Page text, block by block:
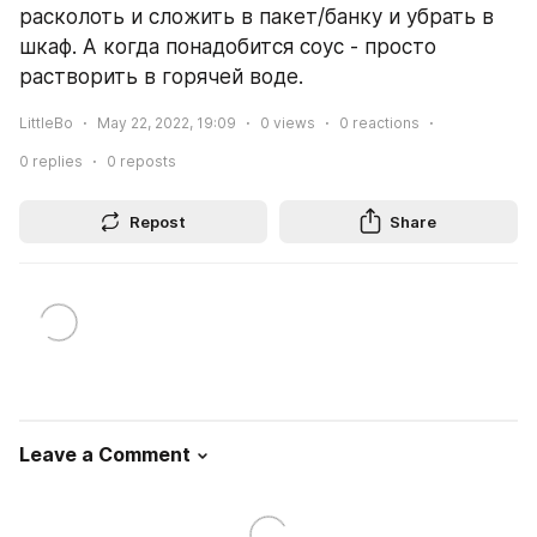
расколоть и сложить в пакет/банку и убрать в
шкаф. А когда понадобится соус - просто
растворить в горячей воде.
LittleBo May 22, 2022, 19:09 0 views 0 reactions
0 replies 0 reposts
Repost Share
Leave a Comment